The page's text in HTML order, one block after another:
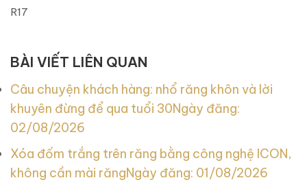
R17
BÀI VIẾT LIÊN QUAN
Câu chuyện khách hàng: nhổ răng khôn và lời
khuyên đừng để qua tuổi 30Ngày đăng:
02/08/2026
Xóa đốm trắng trên răng bằng công nghệ ICON,
không cần mài răngNgày đăng: 01/08/2026